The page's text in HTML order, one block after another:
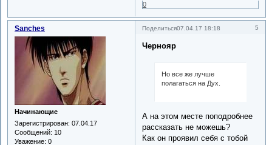
0
Поделиться 5
07.04.17 18:18
Sanches
Начинающие
Зарегистрирован: 07.04.17
Сообщений: 10
Уважение: 0
Чернояр
Но все же лучше
полагаться на Дух.
А на этом месте поподробнее
рассказать не можешь?
Как он проявил себя с тобой